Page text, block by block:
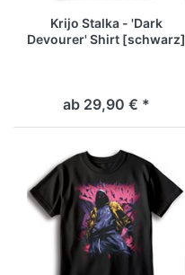
Krijo Stalka - 'Dark
Devourer' Shirt [schwarz]
ab 29,90 € *